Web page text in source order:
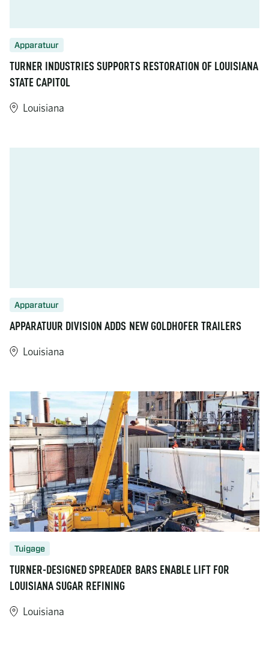
Apparatuur
TURNER INDUSTRIES SUPPORTS RESTORATION OF LOUISIANA
STATE CAPITOL
Louisiana
Apparatuur
APPARATUUR DIVISION ADDS NEW GOLDHOFER TRAILERS
Louisiana
Tuigage
TURNER-DESIGNED SPREADER BARS ENABLE LIFT FOR
LOUISIANA SUGAR REFINING
Louisiana